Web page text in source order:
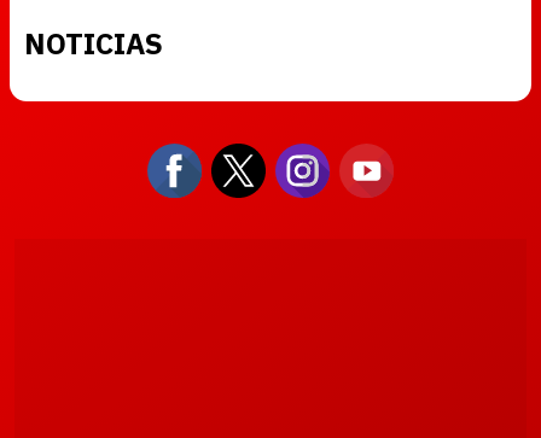
NOTICIAS